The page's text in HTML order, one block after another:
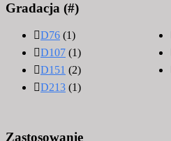
Gradacja (#)
D76 (1)
D107 (1)
D151 (2)
D213 (1)
Zastosowanie